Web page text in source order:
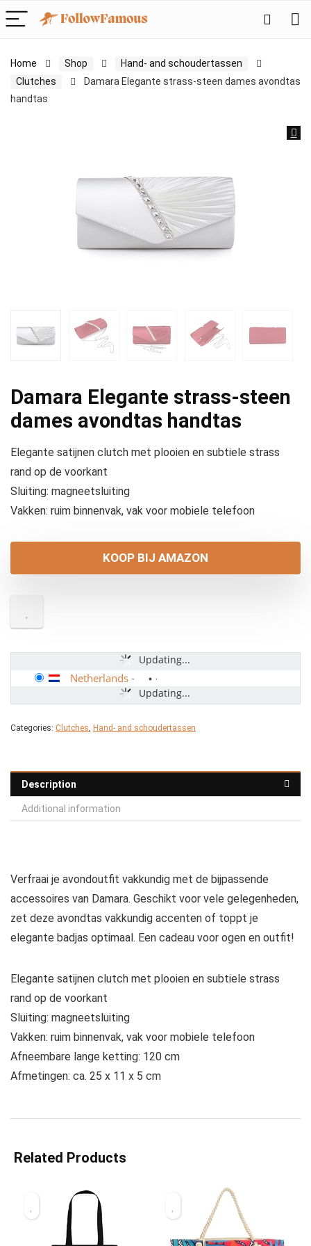
Home Shop
Hand- and schoudertassen
Clutches
Damara Elegante strass-steen dames avondtas
handtas
Damara Elegante strass-steen
dames avondtas handtas
Elegante satijnen clutch met plooien en subtiele strass
rand op de voorkant
Sluiting: magneetsluiting
Vakken: ruim binnenvak, vak voor mobiele telefoon
KOOP BIJ AMAZON
Updating...
Updating...
Netherlands -
Categories: Clutches, Hand- and schoudertassen
Description
Additional information
Verfraai je avondoutfit vakkundig met de bijpassende
accessoires van Damara. Geschikt voor vele gelegenheden,
zet deze avondtas vakkundig accenten of toppt je
elegante badjas optimaal. Een cadeau voor ogen en outfit!
Elegante satijnen clutch met plooien en subtiele strass
rand op de voorkant
Sluiting: magneetsluiting
Vakken: ruim binnenvak, vak voor mobiele telefoon
Afneembare lange ketting: 120 cm
Afmetingen: ca. 25 x 11 x 5 cm
Related Products